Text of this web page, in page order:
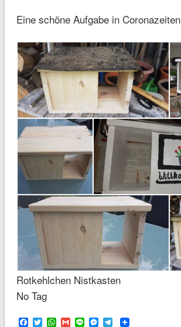
Eine schöne Aufgabe in Coronazeiten
Rotkehlchen Nistkasten
No Tag
Facebook
TwitterWhatsApp
Gmail
LineMessenger
Telegram